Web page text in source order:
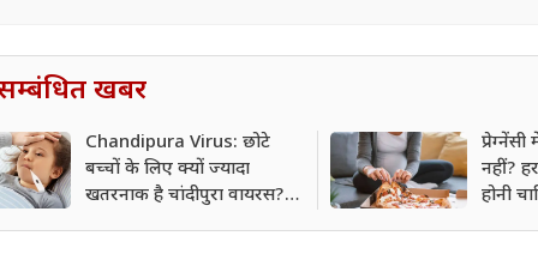
खबर
Chandipura Virus: छोटे
बच्चों के लिए क्यों ज्यादा
खतरनाक है चांदीपुरा वायरस?
प्रेग्नेंसी
नहीं?
होनी